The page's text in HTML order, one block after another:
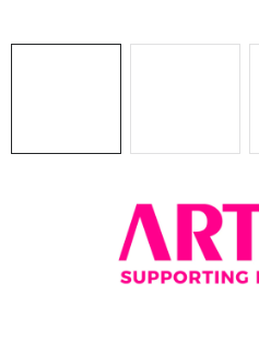
Často kladené otázky